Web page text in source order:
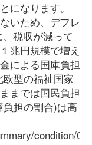
になります。
いため、デフレ
税収が減って
兆円規模で増え
による国庫負担
型の福祉国家
までは国民負担
担の割合)は高
condition/